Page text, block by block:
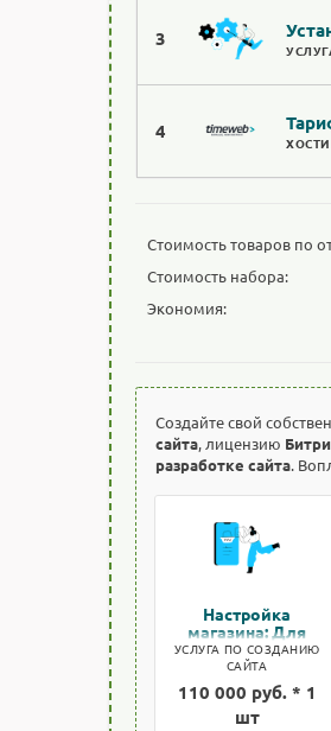
3
4
Стоимость товаров по
Стоимость набора:
Экономия:
Создайте свой
сайта, лицензию
разработке сайта.
Настройка
магазина: Для
быстрого старта
УСЛУГА ПО СОЗДАНИЮ
САЙТА
110 000 руб. * 1
шт